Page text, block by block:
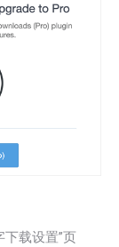
下载设置”页